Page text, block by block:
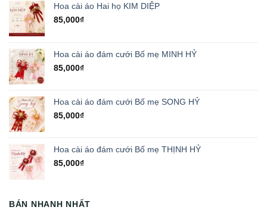
Hoa cài áo Hai họ KIM DIỆP
85,000₫
Hoa cài áo đám cưới Bố mẹ MINH HỶ
85,000₫
Hoa cài áo đám cưới Bố mẹ SONG HỶ
85,000₫
Hoa cài áo đám cưới Bố mẹ THỊNH HỶ
85,000₫
BÁN NHANH NHẤT